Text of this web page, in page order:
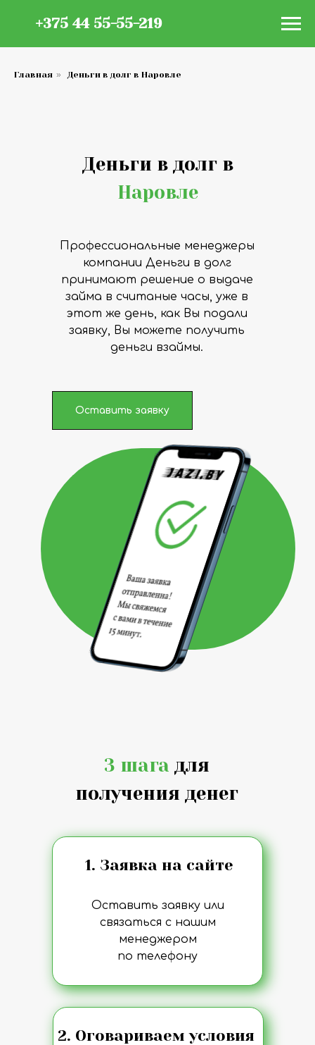
+375 44 55-55-219
Главная » Деньги в долг в Наровле
Деньги в долг в
Наровле
Профессиональные менеджеры
компании Деньги в долг
принимают решение о выдаче
займа в считаные часы, уже в
этот же день, как Вы подали
заявку, Вы можете получить
деньги взаймы.
Оставить заявку
3 шага для
получения денег
1. Заявка на сайте
Оставить заявку или
связаться с нашим
менеджером
по телефону
2. Оговариваем условия